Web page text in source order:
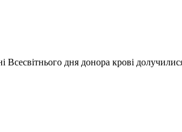
дня донора крові